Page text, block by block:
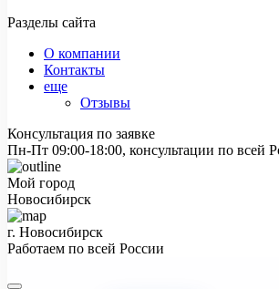
Разделы сайта
О компании
Контакты
еще
Отзывы
Консультация по заявке
Пн-Пт 09:00-18:00, консультации по всей
Мой город
Новосибирск
г. Новосибирск
Работаем по всей России